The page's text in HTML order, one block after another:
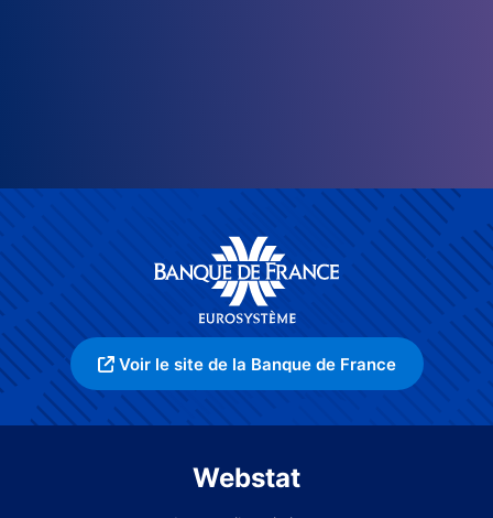
Voir le site de la Banque de France
Webstat